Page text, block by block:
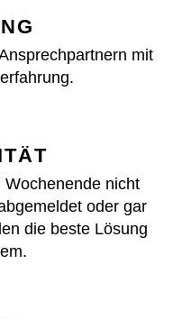
mit
nicht
oder gar
die beste Lösung